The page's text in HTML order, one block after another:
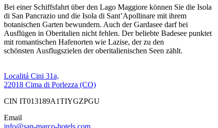
Bei einer Schiffsfahrt über den Lago Maggiore können Sie die Isola
di San Pancrazio und die Isola di Sant’Apollinare mit ihrem
botanischen Garten bewundern. Auch der Gardasee darf bei
Ausflügen in Oberitalien nicht fehlen. Der beliebte Badesee punktet
mit romantischen Hafenorten wie Lazise, der zu den
schönsten Ausflugszielen der oberitalienischen Seen zählt.
Localitá Cini 31a,
22018 Cima di Porlezza (CO)
CIN IT013189A1TIYGZPGU
Email
info@san-marco-hotels.com